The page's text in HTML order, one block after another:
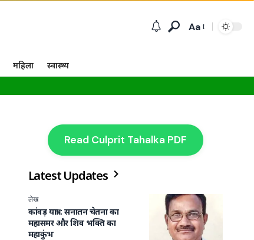
Aa
महिला स्वास्थ्य
Read Culprit Tahalka PDF
Latest Updates
लेख
कांवड़ यात्रा : सनातन चेतना का
महासमर और शिव भक्ति का
महाकुंभ